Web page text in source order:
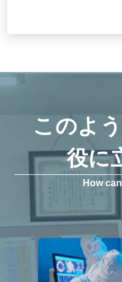
このよ
役に
How